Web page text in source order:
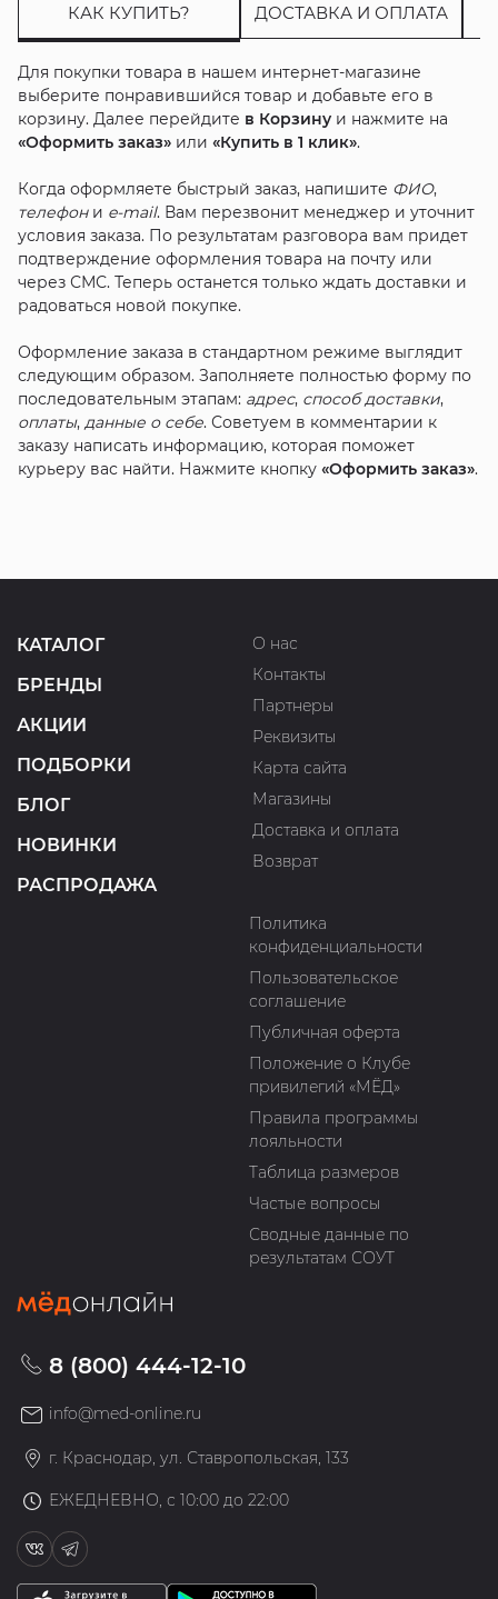
Mustang - МЦ Коsмос, Ставрополь
Мало
Mustang - ТРК Мегамаг, Ростов-на-Дону
Достаточно
Mustang - ТРЦ Вершина PLAZA, Пятигорск
Mustang - ТЦ МЕГА Ростов-на-Дону, Аксай
Достаточно
Mustang Outlet - ТЦ Вавилон, Ростов-на-Дону
Мало
Mustang - ТЦ Центр Города, Краснодар
КАК КУПИТЬ? ДОСТАВКА И ОПЛАТА
Для покупки товара в нашем интернет-магазине
выберите понравившийся товар и добавьте его в
корзину. Далее перейдите в Корзинуи нажмите на
«Оформить заказ»или «Купить в 1 клик».
Когда оформляете быстрый заказ, напишите ФИО,
телефони e-mail. Вам перезвонит менеджер и уточнит
условия заказа. По результатам разговора вам придет
подтверждение оформления товара на почту или
через СМС. Теперь останется только ждать доставки и
радоваться новой покупке.
Оформление заказа в стандартном режиме выглядит
следующим образом. Заполняете полностью форму по
последовательным этапам: адрес, способ доставки,
оплаты, данные о себе. Советуем в комментарии к
заказу написать информацию, которая поможет
курьеру вас найти. Нажмите кнопку «Оформить заказ».
КАТАЛОГ
БРЕНДЫ
АКЦИИ
ПОДБОРКИ
БЛОГ
НОВИНКИ
РАСПРОДАЖА
О нас
Контакты
Партнеры
Реквизиты
Карта сайта
Магазины
Доставка и оплата
Возврат
Политика
конфиденциальности
Пользовательское
соглашение
Публичная оферта
Положение о Клубе
привилегий «МЁД»
Правила программы
лояльности
Таблица размеров
Частые вопросы
Сводные данные по
результатам СОУТ
8 (800) 444-12-10
info@med-online.ru
г. Краснодар, ул. Ставропольская, 133
ЕЖЕДНЕВНО, с 10:00 до 22:00